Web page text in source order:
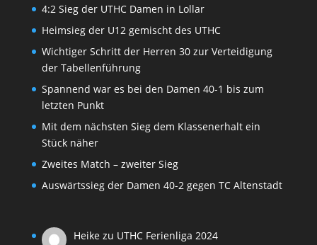
4:2 Sieg der UTHC Damen in Lollar
Heimsieg der U12 gemischt des UTHC
Wichtiger Schritt der Herren 30 zur Verteidigung
der Tabellenführung
Spannend war es bei den Damen 40-1 bis zum
letzten Punkt
Mit dem nächsten Sieg dem Klassenerhalt ein
Stück näher
Zweites Match – zweiter Sieg
Auswärtssieg der Damen 40-2 gegen TC Altenstadt
Heike zu UTHC Ferienliga 2024